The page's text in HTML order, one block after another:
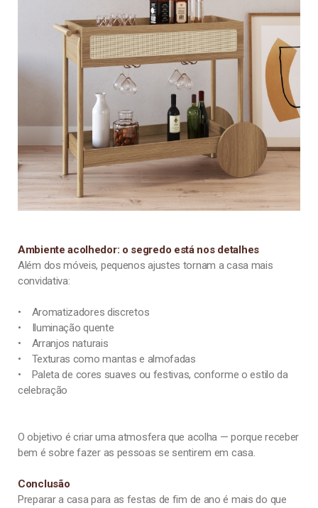
Ambiente acolhedor: o segredo está nos detalhes
Além dos móveis, pequenos ajustes tornam a casa mais
convidativa:
• Aromatizadores discretos
• Iluminação quente
• Arranjos naturais
• Texturas como mantas e almofadas
• Paleta de cores suaves ou festivas, conforme o estilo da
celebração
O objetivo é criar uma atmosfera que acolha — porque receber
bem é sobre fazer as pessoas se sentirem em casa.
Conclusão
Preparar a casa para as festas de fim de ano é mais do que